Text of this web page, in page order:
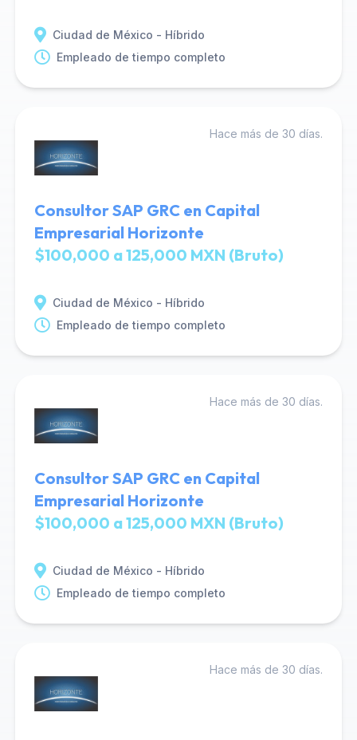
Ciudad de México - Híbrido
Empleado de tiempo completo
Hace más de 30 días.
Consultor SAP GRC en Capital
Empresarial Horizonte
$100,000 a 125,000 MXN (Bruto)
Ciudad de México - Híbrido
Empleado de tiempo completo
Hace más de 30 días.
Consultor SAP GRC en Capital
Empresarial Horizonte
$100,000 a 125,000 MXN (Bruto)
Ciudad de México - Híbrido
Empleado de tiempo completo
Hace más de 30 días.